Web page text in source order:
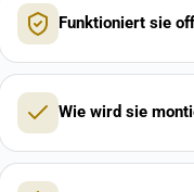
Funktioniert sie
Wie wird sie